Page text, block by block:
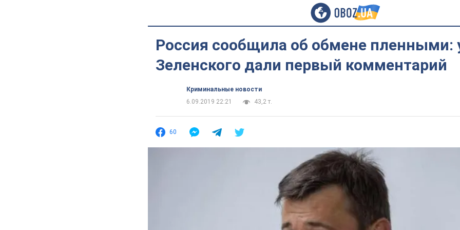
Россия сообщила об обмене пленными:
Зеленского дали первый комментарий
Криминальные новости
6.09.2019 22:21
43,2 т.
60